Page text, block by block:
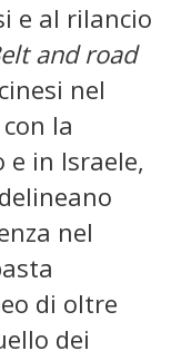
e al rilancio
and road
nel
la
e in Israele,
nel
di oltre
dei